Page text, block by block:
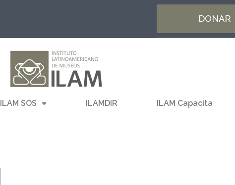
DONAR
ILAM SOS ILAMDIR ILAM Capacita